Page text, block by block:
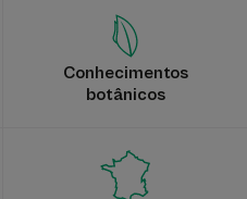
Conhecimentos
botânicos